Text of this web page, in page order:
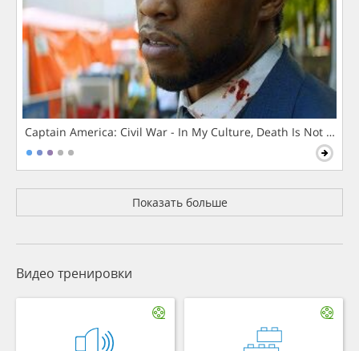
Captain America: Civil War - In My Culture, Death Is Not The
Показать больше
Видео тренировки